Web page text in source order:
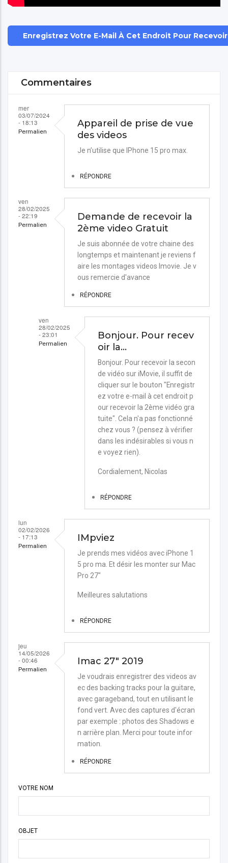
Enregistrez Votre E-Mail À Cet Endroit Pour
Commentaires
mer
03/07/2024
- 18:13
Permalien
Appareil de prise de vue
des videos
Je n’utilise que IPhone 15 pro max.
RÉPONDRE
ven
28/02/2025
- 22:19
Permalien
Demande de recevoir la
2ème video Gratuit
Je suis abonnée de votre chaine des
longtemps et maintenant je reviens f
aire les montages videos Imovie. Je v
ous remercie d'avance
RÉPONDRE
ven
28/02/2025
- 23:01
Permalien
Bonjour. Pour recev
oir la…
Bonjour. Pour recevoir la secon
de vidéo sur iMovie, il suffit de
cliquer sur le bouton "Enregistr
ez votre e-mail à cet endroit p
our recevoir la 2ème vidéo gra
tuite". Cela n'a pas fonctionné
chez vous ? (pensez à vérifier
dans les indésirables si vous n
e voyez rien).
Cordialement, Nicolas
RÉPONDRE
lun
02/02/2026
- 17:13
Permalien
IMpviez
Je prends mes vidéos avec iPhone 1
5 pro ma. Et désir les monter sur Mac
Pro 27"
Meilleures salutations
RÉPONDRE
jeu
14/05/2026
- 00:46
Permalien
Imac 27" 2019
Je voudrais enregistrer des videos av
ec des backing tracks pour la guitare,
avec garageband, tout en utilisant le
fond vert. Avec des captures d'écran
par exemple : photos des Shadows e
n arrière plan. Merci pour toute infor
mation.
RÉPONDRE
VOTRE NOM
OBJET